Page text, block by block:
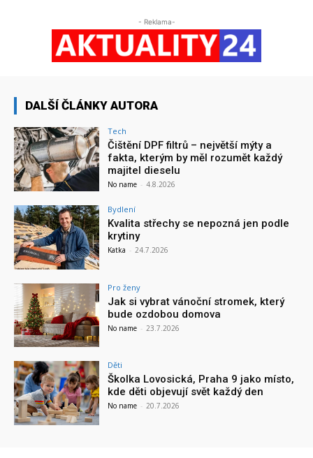
- Reklama-
DALŠÍ ČLÁNKY AUTORA
Tech
Čištění DPF filtrů – největší mýty a
fakta, kterým by měl rozumět každý
majitel dieselu
No name - 4.8.2026
Bydlení
Kvalita střechy se nepozná jen podle
krytiny
Katka - 24.7.2026
Pro ženy
Jak si vybrat vánoční stromek, který
bude ozdobou domova
No name - 23.7.2026
Děti
Školka Lovosická, Praha 9 jako místo,
kde děti objevují svět každý den
No name - 20.7.2026